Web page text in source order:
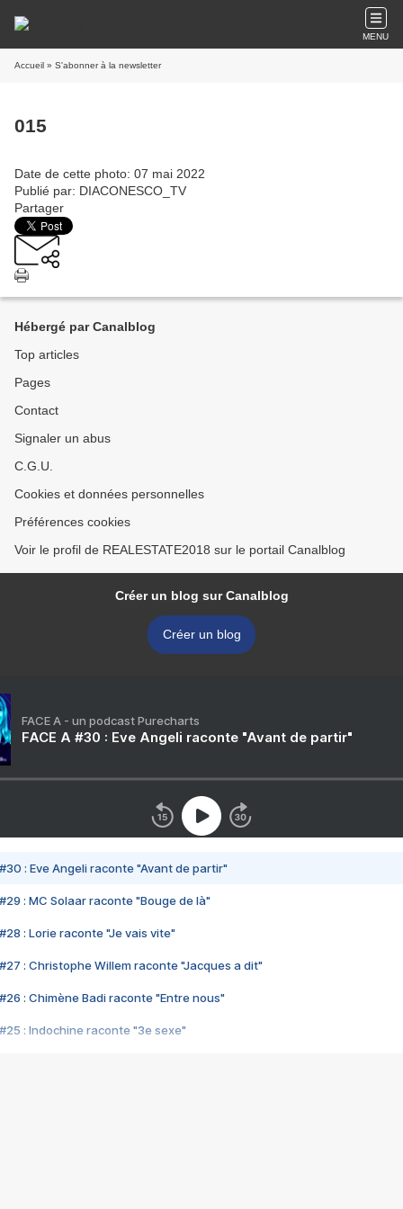
MENU
Accueil » S'abonner à la newsletter
015
Date de cette photo: 07 mai 2022
Publié par: DIACONESCO_TV
Partager
Hébergé par Canalblog
Top articles
Pages
Contact
Signaler un abus
C.G.U.
Cookies et données personnelles
Préférences cookies
Voir le profil de REALESTATE2018 sur le portail Canalblog
Créer un blog sur Canalblog
Créer un blog
FACE A - un podcast Purecharts
FACE A #30 : Eve Angeli raconte "Avant de partir"
#30 : Eve Angeli raconte "Avant de partir"
#29 : MC Solaar raconte "Bouge de là"
#28 : Lorie raconte "Je vais vite"
#27 : Christophe Willem raconte "Jacques a dit"
#26 : Chimène Badi raconte "Entre nous"
#25 : Indochine raconte "3e sexe"